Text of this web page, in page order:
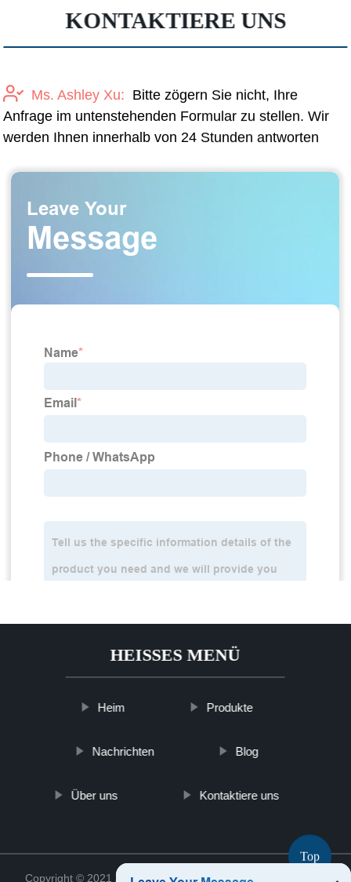
KONTAKTIERE UNS
Ms. Ashley Xu: Bitte zögern Sie nicht, Ihre
Anfrage im untenstehenden Formular zu stellen. Wir
werden Ihnen innerhalb von 24 Stunden antworten
HEISSES MENÜ
Heim Produkte
Nachrichten Blog
Über uns Kontaktiere uns
Copyright © 2021 Zhejiang Qiruy Concrete Co., Ltd.
Top